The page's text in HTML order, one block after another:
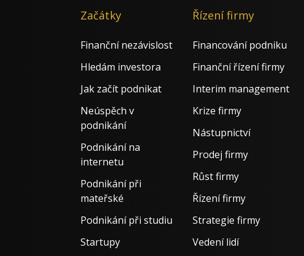
Začátky
Finanční nezávislost
Hledám investora
Jak začít podnikat
Neúspěch v
podnikání
Podnikání na
internetu
Podnikání při
mateřské
Podnikání při studiu
Startupy
Řízení firmy
Financování podniku
Finanční řízení firmy
Interim management
Krize firmy
Nástupnictví
Prodej firmy
Růst firmy
Řízení firmy
Strategie firmy
Vedení lidí